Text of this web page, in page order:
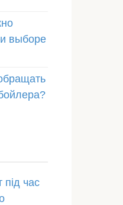
выборе
під час